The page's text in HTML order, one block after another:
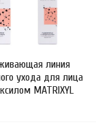
линия
ухода для лица
MATRIXYL